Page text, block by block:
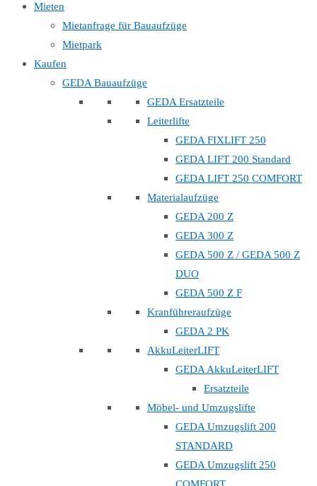
Mieten
Mietanfrage für Bauaufzüge
Mietpark
Kaufen
GEDA Bauaufzüge
GEDA Ersatzteile
Leiterlifte
GEDA FIXLIFT 250
GEDA LIFT 200 Standard
GEDA LIFT 250 COMFORT
Materialaufzüge
GEDA 200 Z
GEDA 300 Z
GEDA 500 Z / GEDA 500 Z
DUO
GEDA 500 Z F
Kranführeraufzüge
GEDA 2 PK
AkkuLeiterLIFT
GEDA AkkuLeiterLIFT
Ersatzteile
Möbel- und Umzugslifte
GEDA Umzugslift 200
STANDARD
GEDA Umzugslift 250